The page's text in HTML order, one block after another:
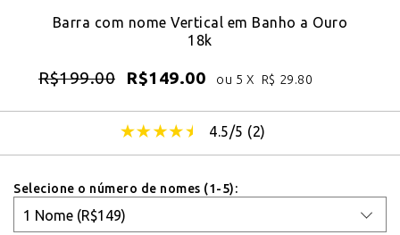
Barra com nome Vertical em Banho a Ouro
18k
R$199.00 R$149.00 ou 5 X R$ 29.80
4.5/5 (2)
Selecione o número de nomes (1-5):